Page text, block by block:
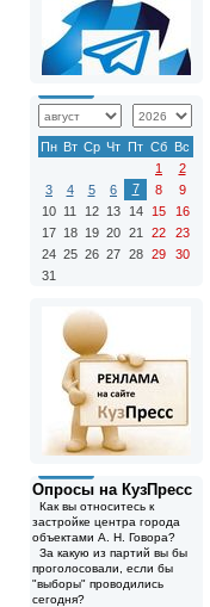
Пн Вт Ср Чт Пт Сб Вс
1
2
3
4 5 6 7 8
9
10 11 12 13 14 15
16
17 18 19 20 21 22
23
24 25 26 27 28 29
30
31
Опросы на КузПресс
Как вы относитесь к
застройке центра города
объектами А. Н. Говора?
За какую из партий вы бы
проголосовали, если бы
"выборы" проводились
сегодня?